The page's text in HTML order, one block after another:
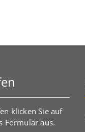
klicken Sie auf
Formular aus.